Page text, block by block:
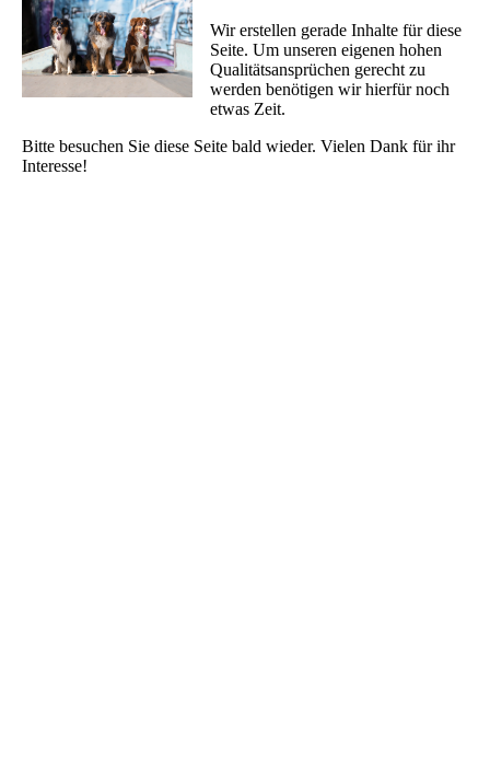
Wir erstellen gerade Inhalte für diese
Seite. Um unseren eigenen hohen
Qualitätsansprüchen gerecht zu
werden benötigen wir hierfür noch
etwas Zeit.
Bitte besuchen Sie diese Seite bald wieder. Vielen Dank für ihr
Interesse!